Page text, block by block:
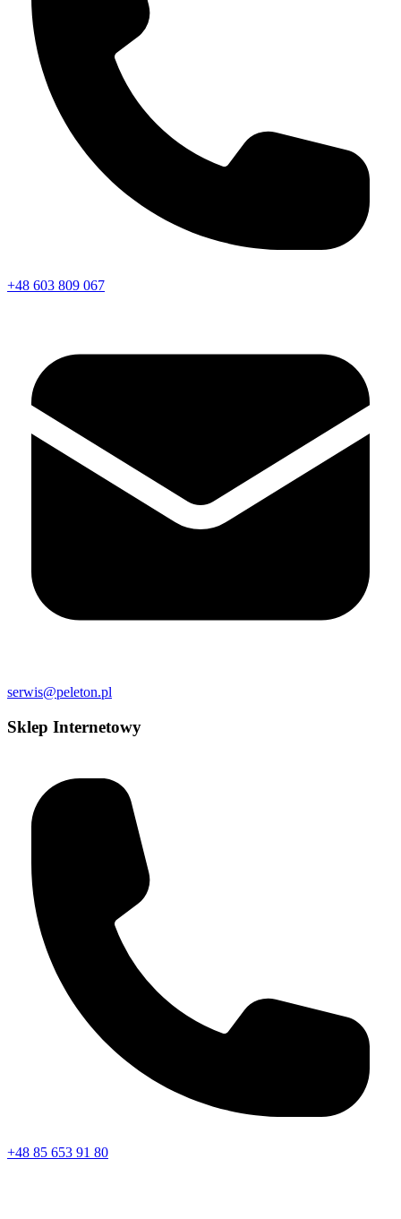
+48 603 809 067
serwis@peleton.pl
Sklep Internetowy
+48 85 653 91 80